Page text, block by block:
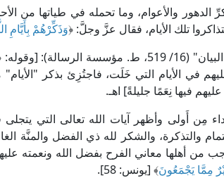
الدهور والأعوام، وما تحمله في طياتها من
تلك الأيام، فقال عزَّ وجلَّ: ﴿وَذَكِّرْهُمْ بِأَيَّامِ
[وقوله: ﴿
الأيام التي خَلَت، فاجتُزِئ بذكر "الأيام" مِن
فيها نِعَمًا جليلةً] اهـ.
مِن أَولى وأظهر آيات الله تعالى التي يتجلى
والتذكرة، والشكر لله ذي الفضل والمنَّة
من أهلها معاني الفرح بفضل الله ونعمته
مِمَّا يَجْمَعُونَ﴾ [يونس: 58].